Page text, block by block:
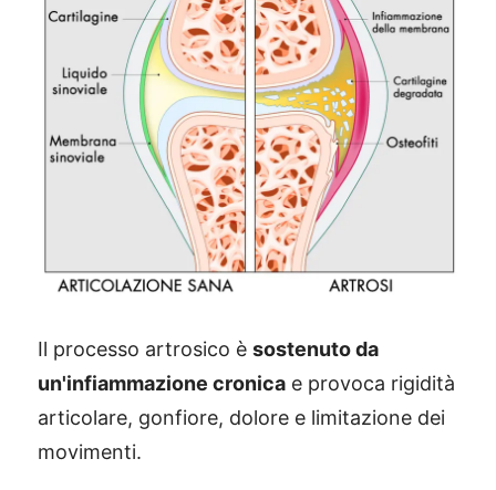
Il processo artrosico è sostenuto da
un'infiammazione cronica e provoca rigidità
articolare, gonfiore, dolore e limitazione dei
movimenti.